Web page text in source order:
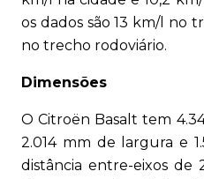
os dados são 13 km/l no
no trecho rodoviário.
Dimensões
O Citroën Basalt tem
2.014 mm de largura e
distância entre-eixos de